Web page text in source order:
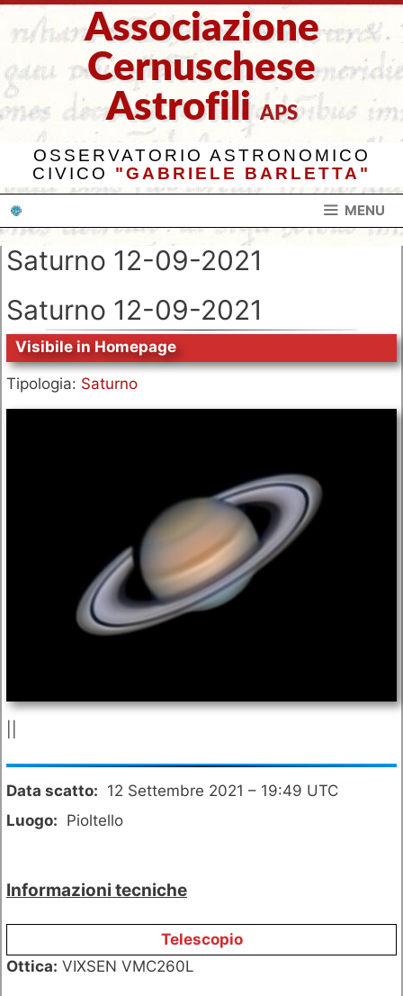
Vai
Associazione
Cernuschese
Astrofili APS
OSSERVATORIO ASTRONOMICO
CIVICO "GABRIELE BARLETTA"
MENU
Saturno 12-09-2021
Saturno 12-09-2021
Visibile in Homepage
Tipologia: Saturno
Data scatto: 12 Settembre 2021 – 19:49 UTC
Luogo: Pioltello
Informazioni tecniche
Telescopio
Ottica: VIXSEN VMC260L